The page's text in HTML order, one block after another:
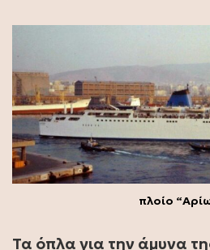
πλοίο
Τα όπλα για την άμυνα